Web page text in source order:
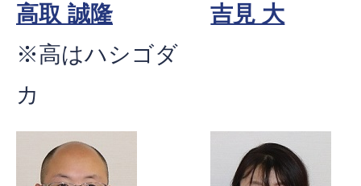
高取 誠隆
※高はハシゴダ
カ
吉見 大